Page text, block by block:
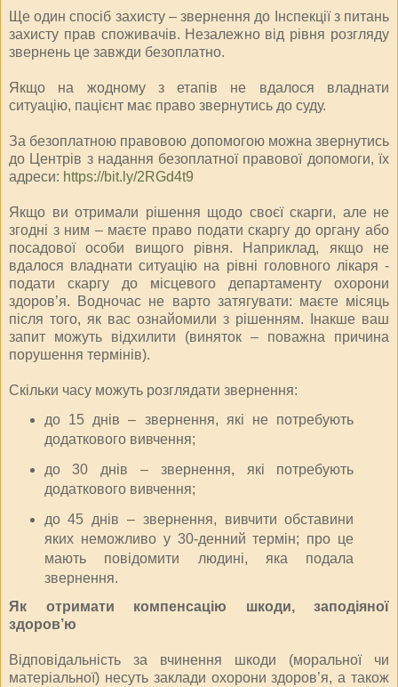
Ще один спосіб захисту – звернення до Інспекції з питань
захисту прав споживачів. Незалежно від рівня розгляду
звернень це завжди безоплатно.
Якщо на жодному з етапів не вдалося владнати
ситуацію, пацієнт має право звернутись до суду.
За безоплатною правовою допомогою можна звернутись
до Центрів з надання безоплатної правової допомоги, їх
адреси: https://bit.ly/2RGd4t9
Якщо ви отримали рішення щодо своєї скарги, але не
згодні з ним – маєте право подати скаргу до органу або
посадової особи вищого рівня. Наприклад, якщо не
вдалося владнати ситуацію на рівні головного лікаря -
подати скаргу до місцевого департаменту охорони
здоров’я. Водночас не варто затягувати: маєте місяць
після того, як вас ознайомили з рішенням. Інакше ваш
запит можуть відхилити (виняток – поважна причина
порушення термінів).
Скільки часу можуть розглядати звернення:
до 15 днів – звернення, які не потребують
додаткового вивчення;
до 30 днів – звернення, які потребують
додаткового вивчення;
до 45 днів – звернення, вивчити обставини
яких неможливо у 30-денний термін; про це
мають повідомити людині, яка подала
звернення.
Як отримати компенсацію шкоди, заподіяної
здоров’ю
Відповідальність за вчинення шкоди (моральної чи
матеріальної) несуть заклади охорони здоров’я, а також